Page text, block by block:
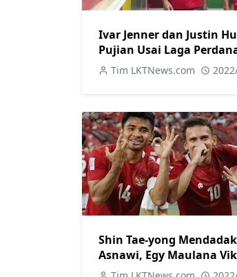
Ivar Jenner dan Justin
Pujian Usai Laga
Timnas Indonesia U-20
Tim LKTNews.com
Shin Tae-yong
Asnawi, Egy Maulana
Abimanyu, dan Witan